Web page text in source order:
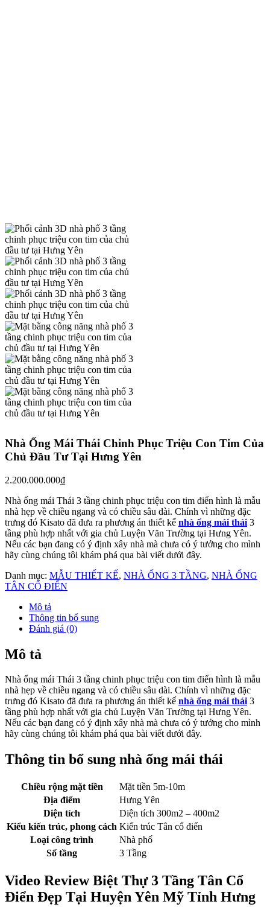
Nhà Ống Mái Thái Chinh Phục Triệu Con Tim Của
Chủ Đầu Tư Tại Hưng Yên
2.200.000.000₫
Nhà ống mái Thái 3 tầng chinh phục triệu con tim điển hình là mẫu
nhà hẹp về chiều ngang và có chiều sâu dài. Chính vì những đặc
trưng đó Kisato đã đưa ra phương án thiết kế nhà ống mái thái 3
tầng phù hợp nhất với gia chủ Luyện Văn Trường tại Hưng Yên.
Nếu các bạn đang có ý định xây nhà mà chưa có ý tưởng cho mình
hãy cùng chúng tôi khám phá qua bài viết dưới đây.
Danh mục: MẪU THIẾT KẾ, NHÀ ỐNG 3 TẦNG, NHÀ ỐNG
TÂN CỔ ĐIỂN
Mô tả
Thông tin bổ sung
Đánh giá (0)
Mô tả
Nhà ống mái Thái 3 tầng chinh phục triệu con tim điển hình là mẫu
nhà hẹp về chiều ngang và có chiều sâu dài. Chính vì những đặc
trưng đó Kisato đã đưa ra phương án thiết kế nhà ống mái thái3
tầng phù hợp nhất với gia chủ Luyện Văn Trường tại Hưng Yên.
Nếu các bạn đang có ý định xây nhà mà chưa có ý tưởng cho mình
hãy cùng chúng tôi khám phá qua bài viết dưới đây.
Thông tin bổ sung nhà ống mái thái
Chiều rộng mặt tiền
Mặt tiền 5m-10m
Địa điểm
Hưng Yên
Diện tích
Diện tích 300m2 – 400m2
Kiểu kiến trúc, phong cách Kiến trúc Tân cổ điển
Loại công trình
Nhà phố
Số tầng
3 Tầng
Video Review Biệt Thự 3 Tầng Tân Cổ
Điển Đẹp Tại Huyện Yên Mỹ Tỉnh Hưng